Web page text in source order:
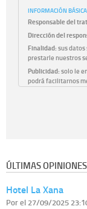
INFORMACIÓN
Responsable del
Dirección del
Finalidad:sus
prestarle nuestros
Publicidad:solo le
podrá facilitarnos
previo, que podrá
Derechos:tiene
disponible en
Información
ÚLTIMAS OPINIONES
Hotel La Xana
Porel 27/09/2025